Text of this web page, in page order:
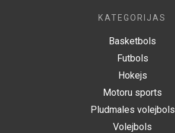
KATEGORIJAS
Basketbols
Futbols
Hokejs
Motoru sports
Pludmales volejbols
Volejbols